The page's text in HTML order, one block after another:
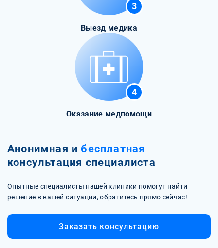
3
Выезд медика
4
Оказание медпомощи
Анонимная и бесплатная
консультация специалиста
Опытные специалисты нашей клиники помогут найти
решение в вашей ситуации, обратитесь прямо сейчас!
Заказать консультацию